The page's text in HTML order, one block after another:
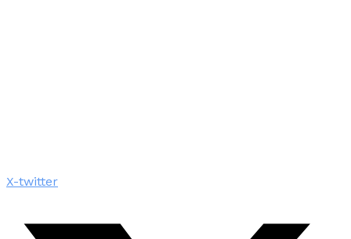
X-twitter